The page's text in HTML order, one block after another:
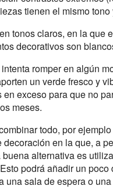
tienen el mismo
tonos claros, en la que
decorativos son
romper en algún
un verde fresco y
exceso para que no
meses.
todo, por
en la que, a
alternativa es
podrá añadir un
una sala de espera o